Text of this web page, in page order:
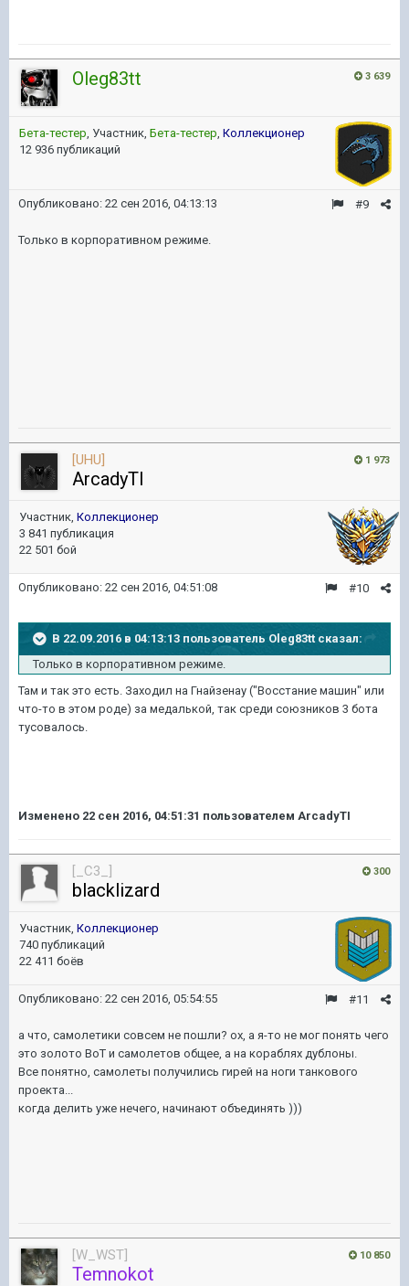
3 639
Oleg83tt
Бета-тестер, Участник, Бета-тестер, Коллекционер
12 936 публикаций
#9
Опубликовано: 22 сен 2016, 04:13:13
Только в корпоративном режиме.
1 973
[UHU]
ArcadyTI
Участник, Коллекционер
3 841 публикация
22 501 бой
#10
Опубликовано: 22 сен 2016, 04:51:08
В 22.09.2016 в 04:13:13 пользователь Oleg83tt сказал:
Только в корпоративном режиме.
Там и так это есть. Заходил на Гнайзенау ("Восстание машин" или
что-то в этом роде) за медалькой, так среди союзников 3 бота
тусовалось.
Изменено 22 сен 2016, 04:51:31 пользователем ArcadyTI
300
[_C3_]
blacklizard
Участник, Коллекционер
740 публикаций
22 411 боёв
#11
Опубликовано: 22 сен 2016, 05:54:55
а что, самолетики совсем не пошли? ох, а я-то не мог понять чего
это золото ВоТ и самолетов общее, а на кораблях дублоны.
Все понятно, самолеты получились гирей на ноги танкового
проекта...
когда делить уже нечего, начинают объединять )))
10 850
[W_WST]
Temnokot